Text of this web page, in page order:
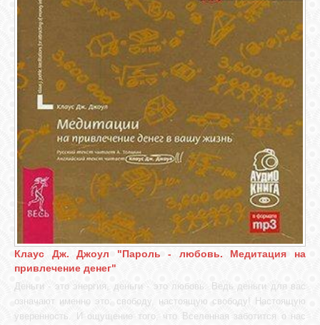
Клаус Дж. Джоул "Пароль - любовь. Медитация на
привлечение денег"
Деньги - это энергия, деньги - это любовь. Ведь деньги для вас
означают именно это: свободу, настоящую свободу! Настоящую
уверенность. И ощущение того, что Вселенная заботится о нас